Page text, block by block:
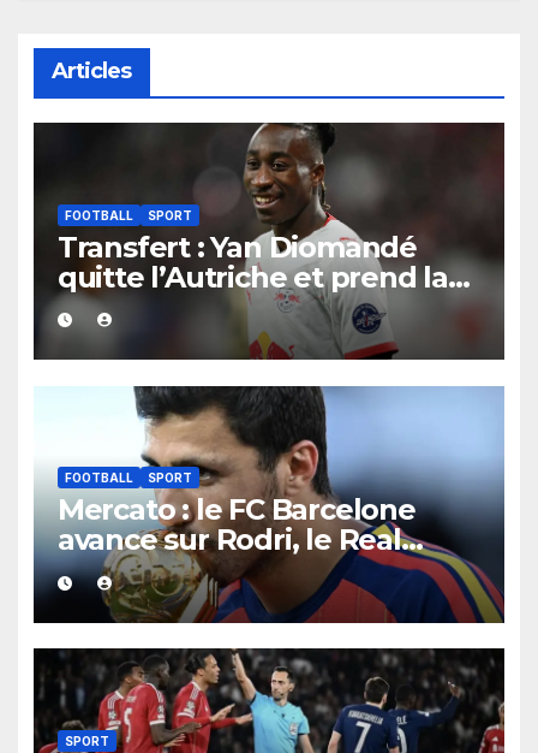
Articles
FOOTBALL SPORT
Transfert : Yan Diomandé
quitte l’Autriche et prend la
direction de Madrid
FOOTBALL SPORT
Mercato : le FC Barcelone
avance sur Rodri, le Real
Madrid recule dans la course
SPORT